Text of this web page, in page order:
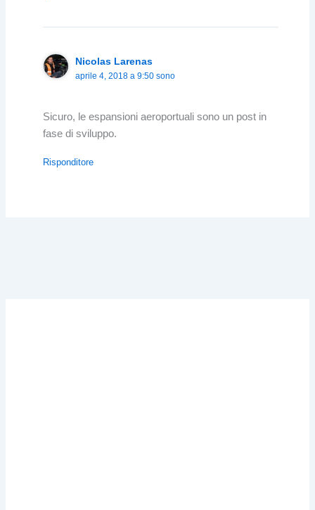
Nicolas Larenas
aprile 4, 2018 a 9:50 sono
Sicuro, le espansioni aeroportuali sono un post in
fase di sviluppo.
Risponditore